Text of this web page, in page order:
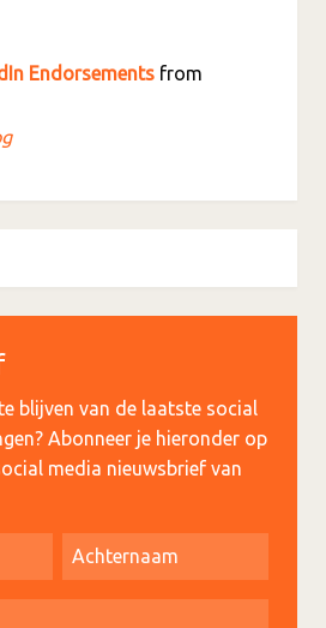
Endorsements from
blijven van de laatste social
Abonneer je hieronder op
media nieuwsbrief van